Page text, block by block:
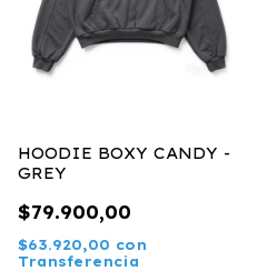
HOODIE BOXY CANDY -
GREY
$79.900,00
$63.920,00 con
Transferencia